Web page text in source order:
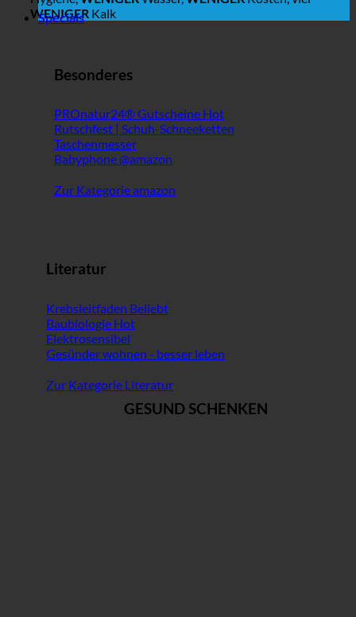
WENIGER Kalk
Specials
Besonderes
PROnatur24® Gutscheine
Rutschfest | Schuh-Schneeketten
Taschenmesser
Babyphone @amazon
Zur Kategorie amazon
Literatur
Krebsleitfaden
Baubiologie
Elektrosensibel
Gesünder wohnen - besser leben
Zur Kategorie Literatur
GESUND SCHENKEN